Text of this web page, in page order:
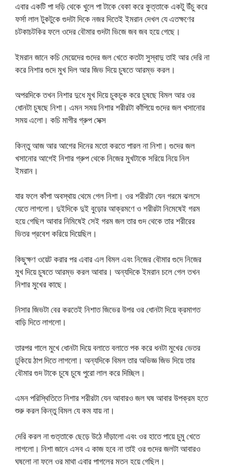
এবার একটি পা দড়ি থেকে খুলে পা টাকে বেকা করে কুত্তাকে একটু উঁচু করে
ফর্সা লাল টুকটুকে গুদটা দিকে নজর দিতেই ইমরান দেখল যে এতক্ষণের
চটকাচটকির ফলে ওদের বৌমার গুদটা ভিজে জব জব হয়ে গেছে।
ইমরান জানে কচি মেয়েদের গুদের জল খেতে কতটা সুস্বাদু তাই আর দেরি না
করে নিশার গুদে মুখ দিল আর জিভ দিয়ে চুষতে আরম্ভ করল।
অপরদিকে তখন নিশার দুধে মুখ দিয়ে চুকচুক করে চুষছে বিমল আর ওর
ধোনটা চুষছে নিশা। এমন সময় নিশার শরীরটা কাঁপিয়ে গুদের জল খসানোর
সময় এলো। কচি মাগীর গ্রুপ সেক্স
কিন্তু আজ আর আগের দিনের মতো করতে পারল না নিশা। গুদের জল
খসানোর আগেই নিশার গ্রুপ থেকে নিজের মুখটাকে সরিয়ে নিয়ে নিল
ইমরান।
যার ফলে কাঁপা অবস্থায় থেমে গেল নিশা। ওর শরীরটা যেন গরমে ঝলসে
যেতে লাগলো। দুইদিকে দুই বুড়োর আক্রমণে ও শরীরটা নিমেষেই গরম
হয়ে গেছিল আবার নিমিষেই সেই গরম জল তার গুদ থেকে তার শরীরের
ভিতর প্রবেশ করিয়ে দিয়েছিল।
কিছুক্ষণ ওয়েট করার পর এবার এল বিমল এবং নিজের বৌমার গুদে নিজের
মুখ দিয়ে চুষতে আরম্ভ করল আবার। অন্যদিকে ইমরান চলে গেল তখন
নিশার মুখের কাছে।
নিসার জিভটা বের করতেই নিশাত জিভের উপর ওর ধোনটা দিয়ে ক্রমাগত
বাড়ি দিতে লাগলো।
তারপর গালে মুখে ধোনটা দিয়ে বলাতে বলাতে পক করে ধনটা মুখের ভেতর
ঢুকিয়ে ঠাপ দিতে লাগলো। অন্যদিকে বিমল তার অভিজ্ঞ জিভ দিয়ে তার
বৌমার গুদ টাকে চুষে চুষে পুরো লাল করে দিচ্ছিল।
এমন পরিস্থিতিতে নিশার শরীরটা যেন আবারও জল ঘষ আবার উপক্রম হতে
শুরু করল কিন্তু বিমল যে কম যায় না।
দেরি করল না গুত্তাকে ছেড়ে উঠে দাঁড়ালো এবং ওর হাতে পায়ে চুমু খেতে
লাগলো। নিশা জানে এসব এ কাজ হবে না তাই ওর গুদের জলটা আবারও
ঘষলো না ফলে ওর মাথা এবার পাগলের মতন হয়ে গেছিল।